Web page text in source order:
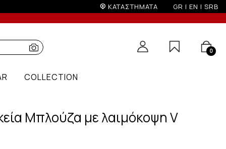
ΚΑΤΑΣΤΗΜΑΤΑ GR | EN | SRB
0
COLLECTION
Μπλούζα με λαιμόκοψη V